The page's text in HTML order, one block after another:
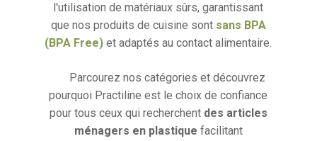
l'utilisation de matériaux sûrs, garantissant
que nos produits de cuisine sont sans BPA
(BPA Free) et adaptés au contact alimentaire.
Parcourez nos catégories et découvrez
pourquoi Practiline est le choix de confiance
pour tous ceux qui recherchent des articles
ménagers en plastique facilitant